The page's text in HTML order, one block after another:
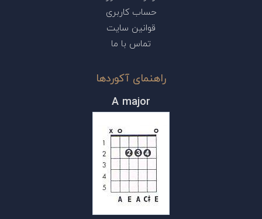
حساب کاربری
قوانین سایت
تماس با ما
راهنمای آکوردها
A major